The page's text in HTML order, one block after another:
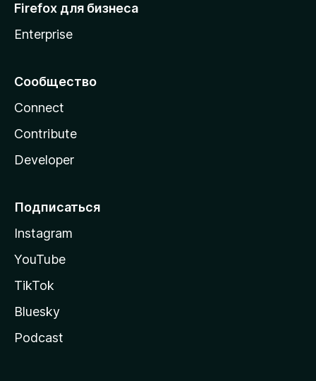
Firefox для бизнеса
Enterprise
Сообщество
Connect
Contribute
Developer
Подписаться
Instagram
YouTube
TikTok
Bluesky
Podcast